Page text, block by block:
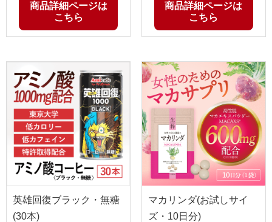
商品詳細ページは
こちら
商品詳細ページは
こちら
英雄回復ブラック・無糖
(30本)
マカリンダ(お試しサイ
ズ・10日分)